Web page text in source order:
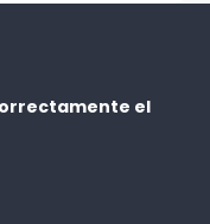
el